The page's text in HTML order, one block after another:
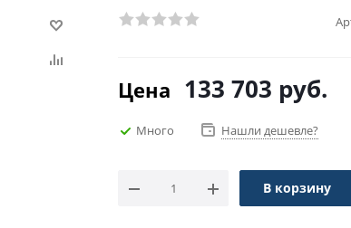
Цена 133 703 руб.
Много Нашли дешевле?
В корзину